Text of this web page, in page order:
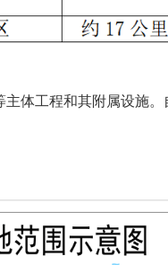
体工程和其附属设施